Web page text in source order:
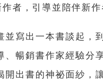
者，引導並陪伴新
並寫出一本書談起，
暢銷書作家經驗分
出書的神祕面紗，